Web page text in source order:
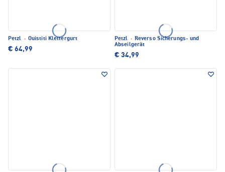
Petzl · Ouistiti Klettergurt
€ 64,99
Petzl · Reverso Sicherungs- und
Abseilgerät
€ 34,99